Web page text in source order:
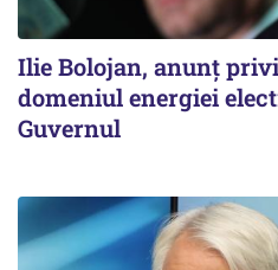
Ilie Bolojan, anunț
domeniul energiei
Guvernul